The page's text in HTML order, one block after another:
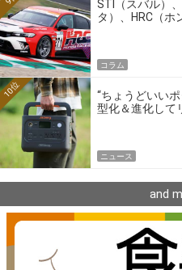
STI（スバル）
タ）、HRC（ホ
コラム
“ちょうどいい
型化＆進化して
10位
ニュース
and